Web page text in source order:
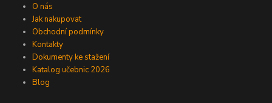
O nás
Jak nakupovat
Obchodní podmínky
Kontakty
Dokumenty ke stažení
Katalog učebnic 2026
Blog